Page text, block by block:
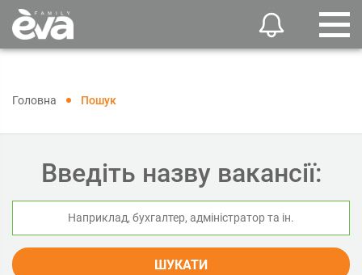
Головна Пошук
Введіть назву вакансії:
ШУКАТИ